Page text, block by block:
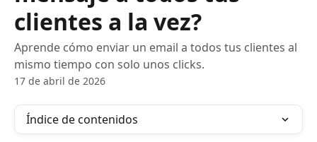
clientes a la vez?
Aprende cómo enviar un email a todos tus clientes al
mismo tiempo con solo unos clicks.
17 de abril de 2026
Índice de contenidos